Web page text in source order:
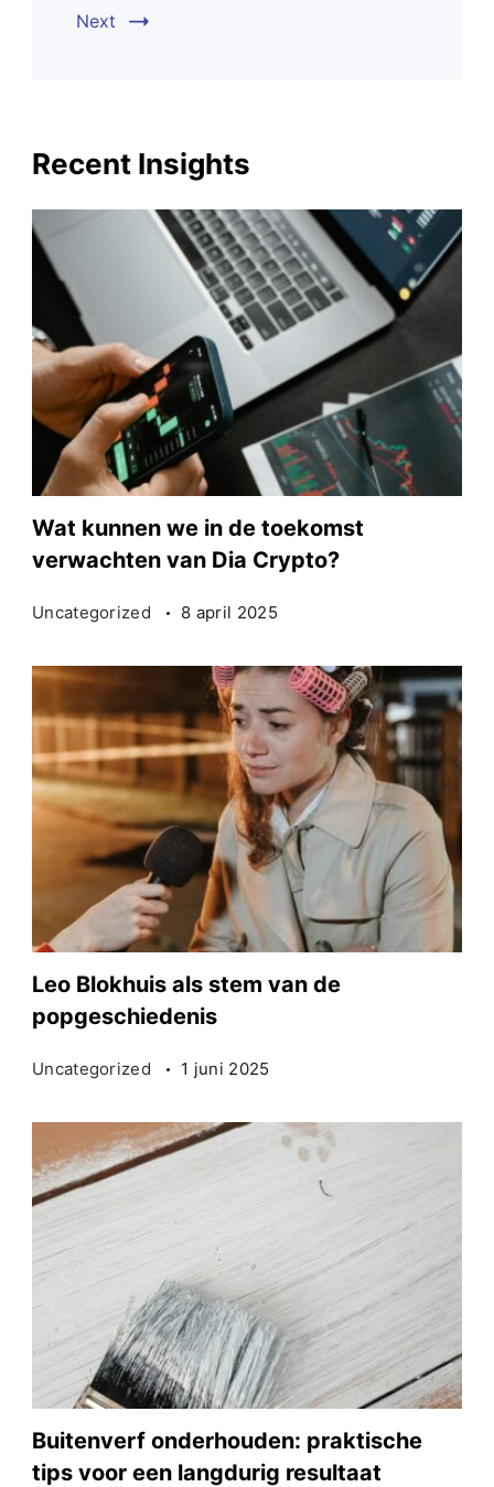
Next
Recent Insights
Wat kunnen we in de toekomst
verwachten van Dia Crypto?
Uncategorized 8 april 2025
Leo Blokhuis als stem van de
popgeschiedenis
Uncategorized 1 juni 2025
Buitenverf onderhouden: praktische
tips voor een langdurig resultaat